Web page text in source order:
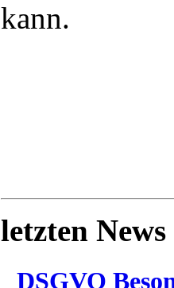
kann.
letzten News
DSGVO